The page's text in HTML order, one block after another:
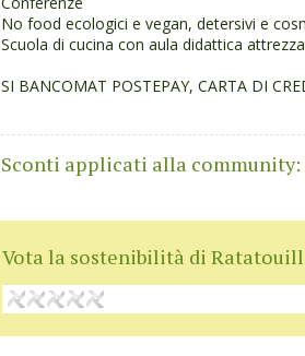
No food ecologici e vegan, detersivi e
Scuola di cucina con aula didattica
SI BANCOMAT POSTEPAY, CARTA DI
Sconti applicati alla community:
Vota la sostenibilità di